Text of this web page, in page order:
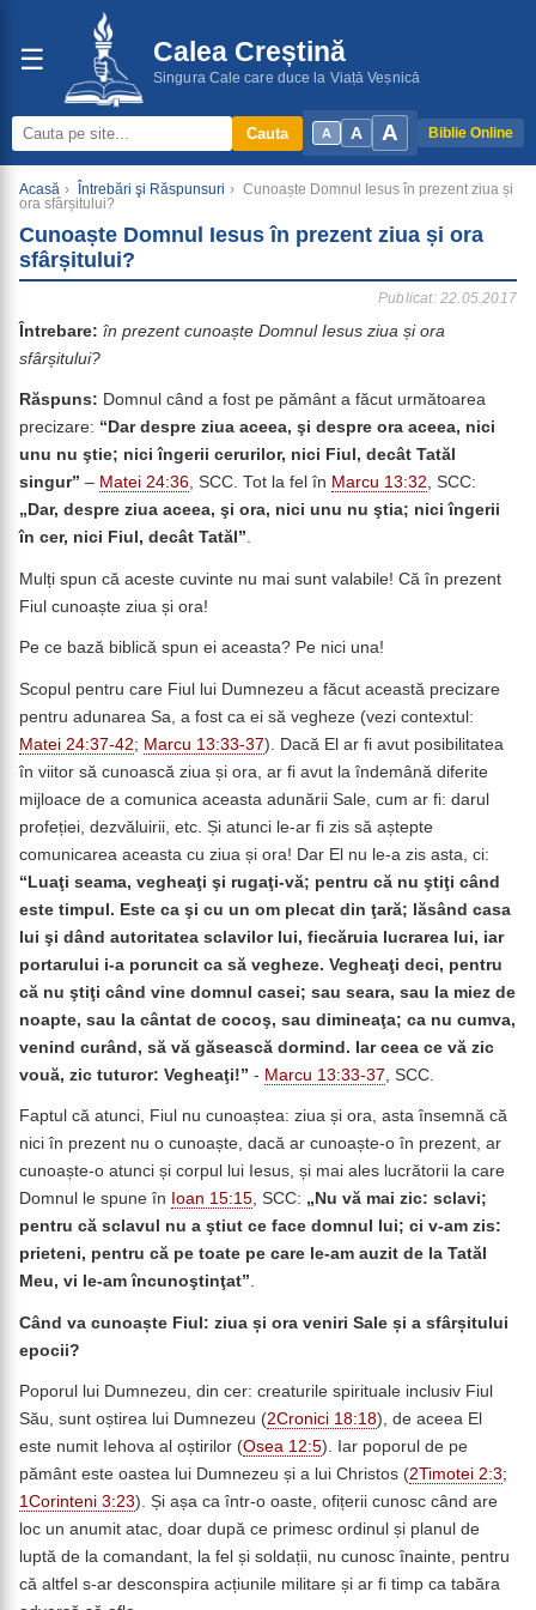
☰ Calea Creștină
Singura Cale care duce la Viață Veșnică
A A A Biblie Online
Cauta
Acasă › Întrebări şi Răspunsuri › Cunoaște Domnul Iesus în prezent ziua și
ora sfârșitului?
Cunoaște Domnul Iesus în prezent ziua și ora
sfârșitului?
Publicat: 22.05.2017
Întrebare: în prezent cunoaște Domnul Iesus ziua și ora
sfârșitului?
Răspuns: Domnul când a fost pe pământ a făcut următoarea
precizare: “Dar despre ziua aceea, şi despre ora aceea, nici
unu nu ştie; nici îngerii cerurilor, nici Fiul, decât Tatăl
singur” – Matei 24:36, SCC. Tot la fel în Marcu 13:32, SCC:
„Dar, despre ziua aceea, şi ora, nici unu nu ştia; nici îngerii
în cer, nici Fiul, decât Tatăl”.
Mulți spun că aceste cuvinte nu mai sunt valabile! Că în prezent
Fiul cunoaște ziua și ora!
Pe ce bază biblică spun ei aceasta? Pe nici una!
Scopul pentru care Fiul lui Dumnezeu a făcut această precizare
pentru adunarea Sa, a fost ca ei să vegheze (vezi contextul:
Matei 24:37-42; Marcu 13:33-37). Dacă El ar fi avut posibilitatea
în viitor să cunoască ziua și ora, ar fi avut la îndemână diferite
mijloace de a comunica aceasta adunării Sale, cum ar fi: darul
profeției, dezvăluirii, etc. Și atunci le-ar fi zis să aștepte
comunicarea aceasta cu ziua și ora! Dar El nu le-a zis asta, ci:
“ Luaţi seama, vegheaţi şi rugaţi-vă; pentru că nu ştiţi când
este timpul. Este ca şi cu un om plecat din ţară; lăsând casa
lui şi dând autoritatea sclavilor lui, fiecăruia lucrarea lui, iar
portarului i-a poruncit ca să vegheze. Vegheaţi deci, pentru
că nu ştiţi când vine domnul casei; sau seara, sau la miez de
noapte, sau la cântat de cocoş, sau dimineaţa; ca nu cumva,
venind curând, să vă găsească dormind. Iar ceea ce vă zic
vouă, zic tuturor: Vegheaţi!” - Marcu 13:33-37 , SCC.
Faptul că atunci, Fiul nu cunoaștea: ziua și ora, asta însemnă că
nici în prezent nu o cunoaște, dacă ar cunoaște-o în prezent, ar
cunoaște-o atunci și corpul lui Iesus, și mai ales lucrătorii la care
Domnul le spune în Ioan 15:15, SCC: „Nu vă mai zic: sclavi;
pentru că sclavul nu a ştiut ce face domnul lui; ci v-am zis:
prieteni, pentru că pe toate pe care le-am auzit de la Tatăl
Meu, vi le-am încunoştinţat”.
Când va cunoaște Fiul: ziua și ora veniri Sale și a sfârșitului
epocii?
Poporul lui Dumnezeu, din cer: creaturile spirituale inclusiv Fiul
Său, sunt oștirea lui Dumnezeu (2Cronici 18:18), de aceea El
este numit Iehova al oștirilor (Osea 12:5). Iar poporul de pe
pământ este oastea lui Dumnezeu și a lui Christos (2Timotei 2:3;
1Corinteni 3:23). Și așa ca într-o oaste, ofițerii cunosc când are
loc un anumit atac, doar după ce primesc ordinul și planul de
luptă de la comandant, la fel și soldații, nu cunosc înainte, pentru
că altfel s-ar desconspira acțiunile militare și ar fi timp ca tabăra